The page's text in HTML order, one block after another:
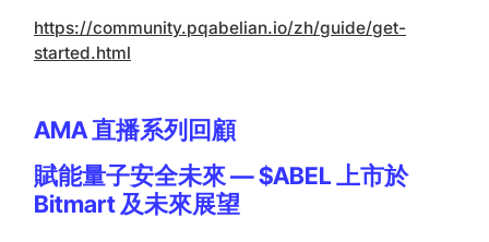
https://community.pqabelian.io/zh/guide/get-
started.html
AMA 直播系列回顧
賦能量子安全未來 — $ABEL 上市於
Bitmart 及未來展望